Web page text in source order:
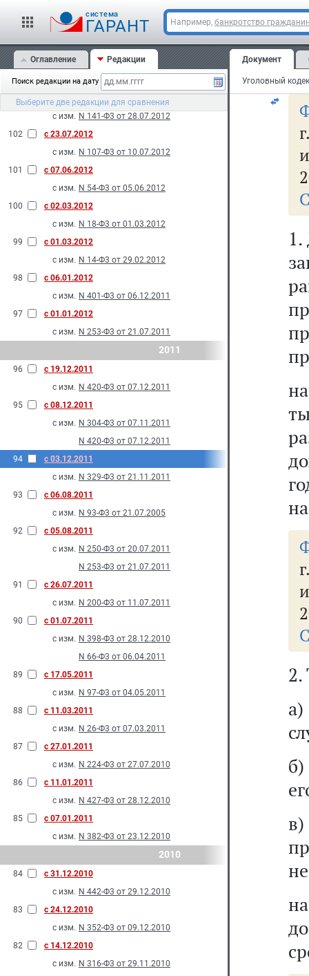
cистема
ГАРАНТ Например, банкротство
Оглавление Редакции
Поиск редакции на дату
Выберите две редакции для сравнения
N 121-Ф3 от 20.07.2012
105
с 14.11.2012
с изм. N 190-Ф3 от 12.11.2012
104
с 28.10.2012
с изм. N 172-Ф3 от 16.10.2012
103
с 10.08.2012
с изм. N 141-Ф3 от 28.07.2012
102
с 23.07.2012
с изм. N 107-Ф3 от 10.07.2012
101
с 07.06.2012
с изм. N 54-Ф3 от 05.06.2012
100
с 02.03.2012
с изм. N 18-Ф3 от 01.03.2012
99
с 01.03.2012
с изм. N 14-Ф3 от 29.02.2012
98
с 06.01.2012
с изм. N 401-Ф3 от 06.12.2011
97
с 01.01.2012
с изм. N 253-Ф3 от 21.07.2011
2011
96
с 19.12.2011
с изм. N 420-Ф3 от 07.12.2011
95
с 08.12.2011
с изм. N 304-Ф3 от 07.11.2011
N 420-Ф3 от 07.12.2011
94
с 03.12.2011
с изм. N 329-Ф3 от 21.11.2011
93
с 06.08.2011
с изм. N 93-Ф3 от 21.07.2005
92
с 05.08.2011
с изм. N 250-Ф3 от 20.07.2011
N 253-Ф3 от 21.07.2011
91
с 26.07.2011
с изм. N 200-Ф3 от 11.07.2011
90
с 01.07.2011
с изм. N 398-Ф3 от 28.12.2010
N 66-Ф3 от 06.04.2011
89
с 17.05.2011
с изм. N 97-Ф3 от 04.05.2011
88
с 11.03.2011
с изм. N 26-Ф3 от 07.03.2011
87
с 27.01.2011
с изм. N 224-Ф3 от 27.07.2010
86
с 11.01.2011
с изм. N 427-Ф3 от 28.12.2010
85
с 07.01.2011
с изм. N 382-Ф3 от 23.12.2010
2010
84
с 31.12.2010
с изм. N 442-Ф3 от 29.12.2010
83
с 24.12.2010
с изм. N 352-Ф3 от 09.12.2010
82
с 14.12.2010
с изм. N 316-Ф3 от 29.11.2010
Документ
2.